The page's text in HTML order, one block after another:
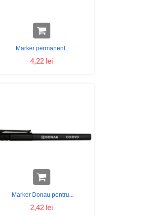
Marker permanent...
4,22 lei
Marker Donau pentru...
2,42 lei